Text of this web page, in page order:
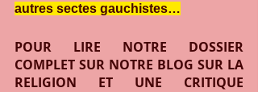
autres sectes gauchistes…
POUR LIRE NOTRE DOSSIER
COMPLET SUR NOTRE BLOG SUR LA
RELIGION ET UNE CRITIQUE